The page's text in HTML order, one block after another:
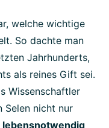
welche wichtige
So dachte man
Jahrhunderts,
als reines Gift sei.
Wissenschaftler
Selen nicht nur
lebensnotwendig